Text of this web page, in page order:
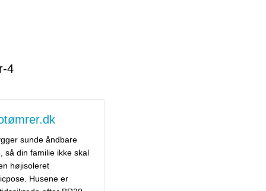
sunde åndbare
så din familie ikke skal
højisoleret
Husene er